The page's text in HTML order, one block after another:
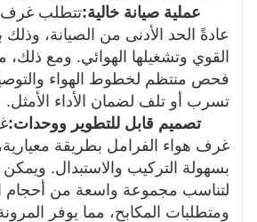
عملية صيانة خالية:تتطلب غرف
عادةً الحد الأدنى من الصيانة،
القوي وتشغيلها الهوائي. ومع ذلك،
فحص منتظم لخطوط الهواء
تسرب أو تلف لضمان الأداء الأمثل.
تصميم قابل للتطوير ووحدات:
غرف هواء الفرامل بطريقة
بسهولة التركيب والاستبدال. ويمكن
لتناسب مجموعة واسعة من أحجام
ومتطلبات المكابح، مما يوفر